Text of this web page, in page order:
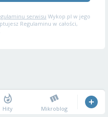
serwisu Wykop.pl w jego
Regulaminu w całości,
Hity Mikroblog